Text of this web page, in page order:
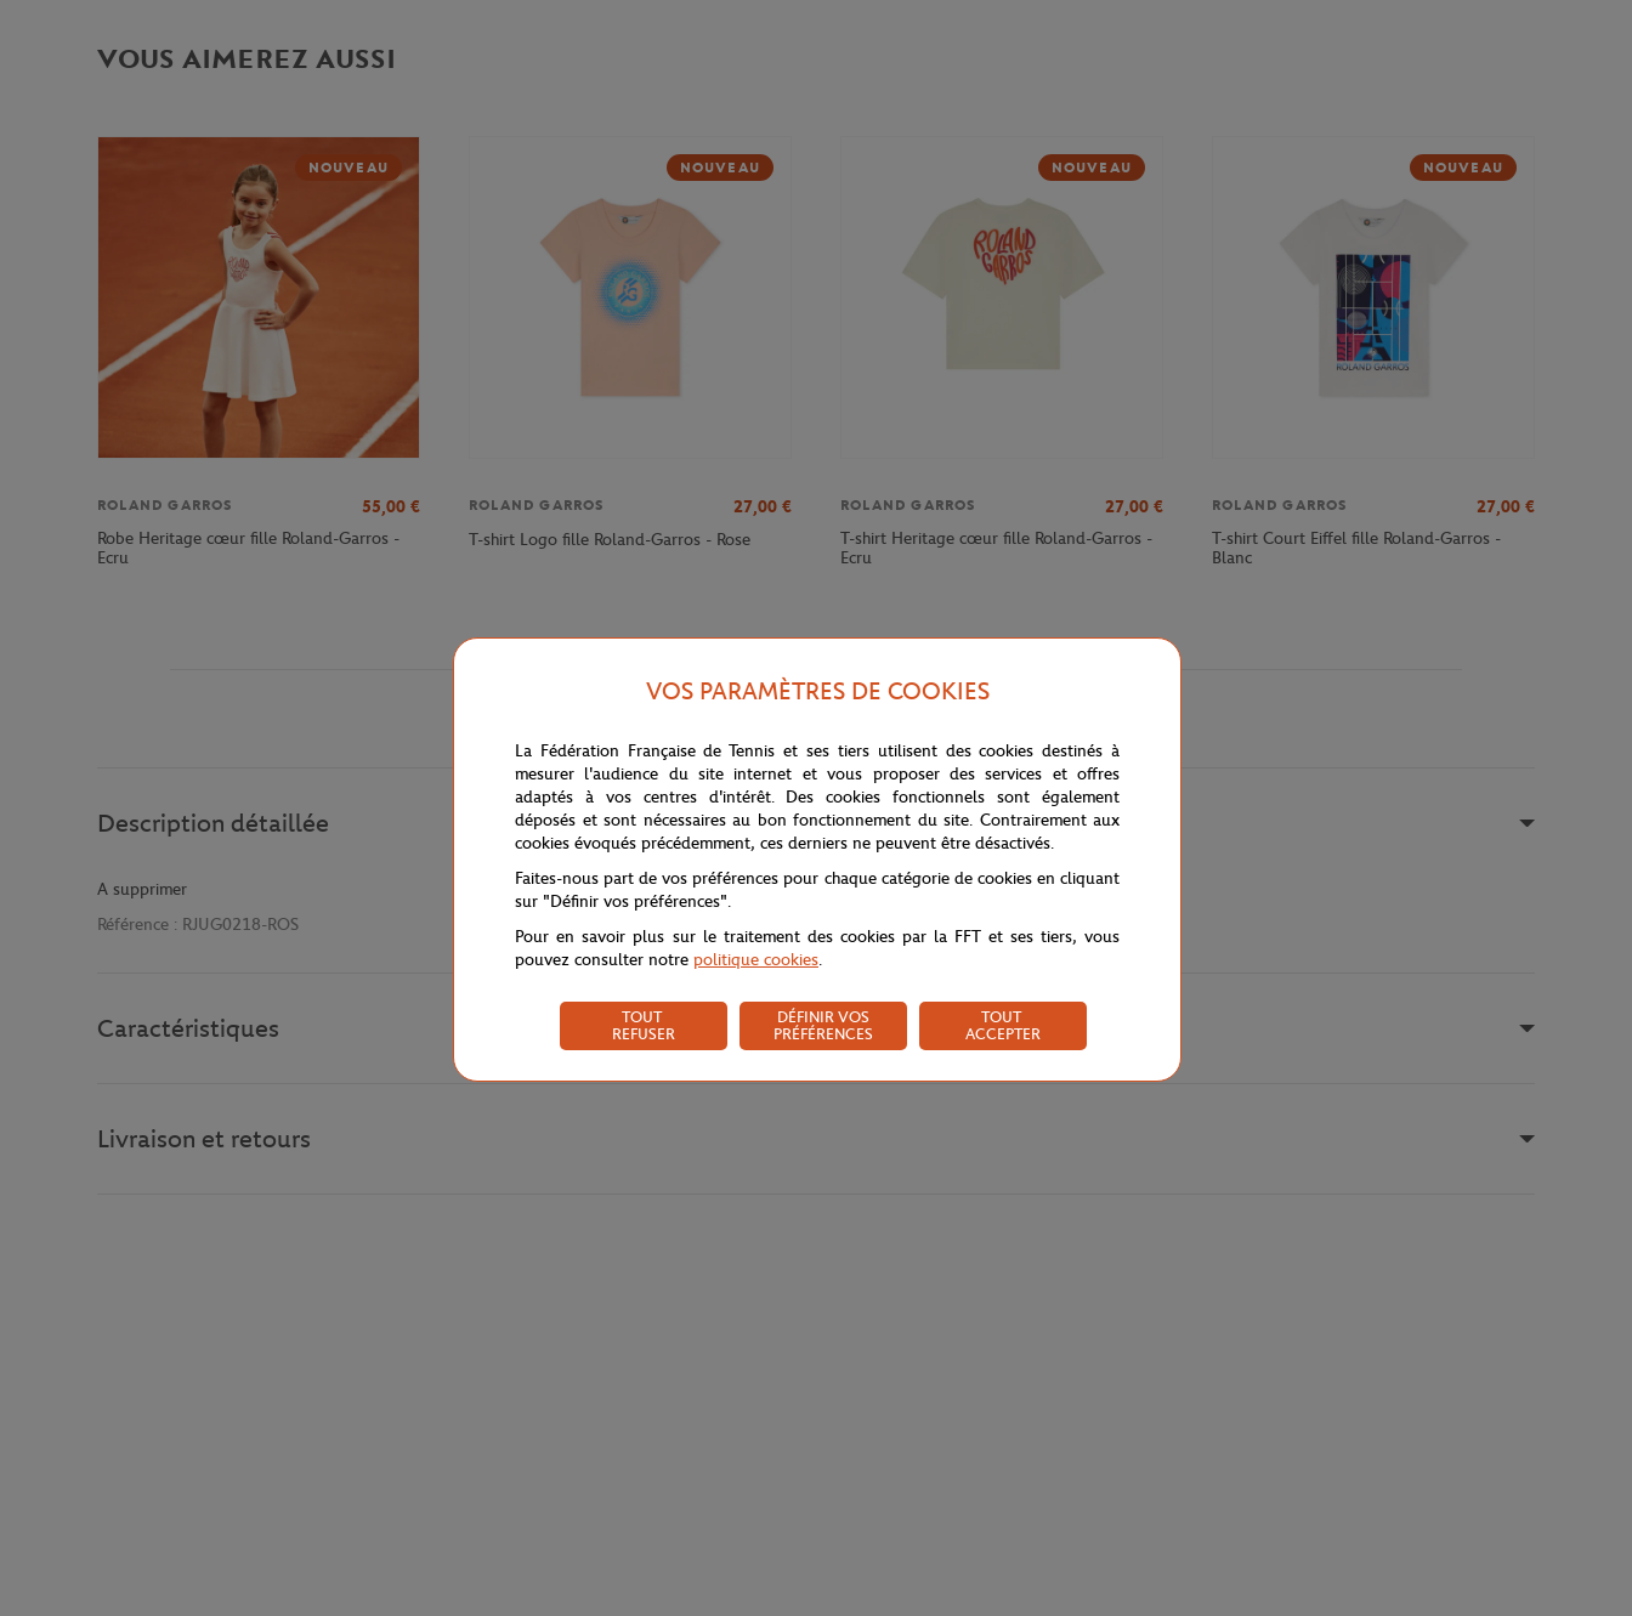
VOUS AIMEREZ AUSSI
NOUVEAU
ROLAND GARROS 55,00 €
Robe Heritage cœur fille Roland-Garros -
Ecru
NOUVEAU
ROLAND GARROS 27,00 €
T-shirt Logo fille Roland-Garros - Rose
NOUVEAU
ROLAND GARROS 27,00 €
T-shirt Heritage cœur fille Roland-Garros -
Ecru
NOUVEAU
ROLAND GARROS 27,00 €
T-shirt Court Eiffel fille Roland-Garros -
Blanc
Description détaillée
A supprimer
Référence : RJUG0218-ROS
Caractéristiques
Livraison et retours
VOS PARAMÈTRES DE COOKIES
La Fédération Française de Tennis et ses tiers utilisent des cookies destinés à
mesurer l'audience du site internet et vous proposer des services et offres
adaptés à vos centres d'intérêt. Des cookies fonctionnels sont également
déposés et sont nécessaires au bon fonctionnement du site. Contrairement aux
cookies évoqués précédemment, ces derniers ne peuvent être désactivés.
Faites-nous part de vos préférences pour chaque catégorie de cookies en cliquant
sur "Définir vos préférences".
Pour en savoir plus sur le traitement des cookies par la FFT et ses tiers, vous
pouvez consulter notre politique cookies.
TOUT
REFUSER
DÉFINIR VOS
PRÉFÉRENCES
TOUT
ACCEPTER